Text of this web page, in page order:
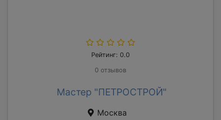
Рейтинг: 0.0
0 отзывов
Мастер "ПЕТРОСТРОЙ"
Москва